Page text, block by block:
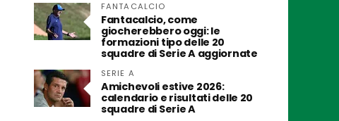
FANTACALCIO
Fantacalcio, come
giocherebbero oggi: le
formazioni tipo delle 20
squadre di Serie A aggiornate
SERIE A
Amichevoli estive 2026:
calendario e risultati delle 20
squadre di Serie A